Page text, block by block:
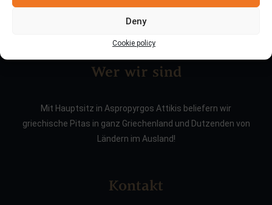
Deny
Cookie policy
Wer wir sind
Mit Hauptsitz in Aspropyrgos Attikis beliefern wir
griechische Pitas in ganz Griechenland und Dutzenden von
Ländern im Ausland!
Kontakt